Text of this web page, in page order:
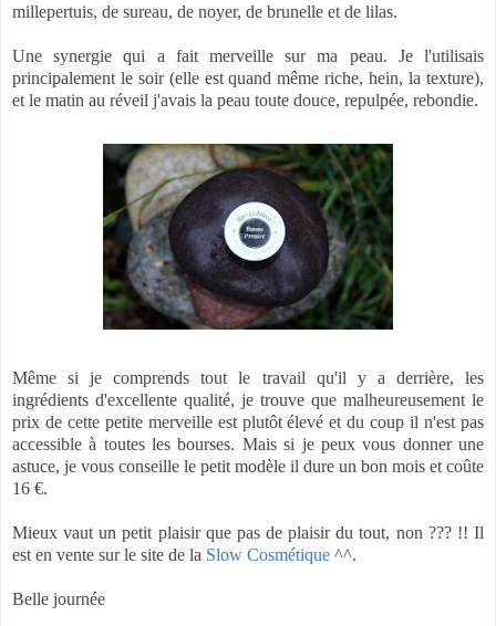
millepertuis, de sureau, de noyer, de brunelle et de lilas.
Une synergie qui a fait merveille sur ma peau. Je l'utilisais
principalement le soir (elle est quand même riche, hein, la texture),
et le matin au réveil j'avais la peau toute douce, repulpée, rebondie.
Même si je comprends tout le travail qu'il y a derrière, les
ingrédients d'excellente qualité, je trouve que malheureusement le
prix de cette petite merveille est plutôt élevé et du coup il n'est pas
accessible à toutes les bourses. Mais si je peux vous donner une
astuce, je vous conseille le petit modèle il dure un bon mois et coûte
16 €.
Mieux vaut un petit plaisir que pas de plaisir du tout, non ??? !! Il
est en vente sur le site de la Slow Cosmétique ^^.
Belle journée